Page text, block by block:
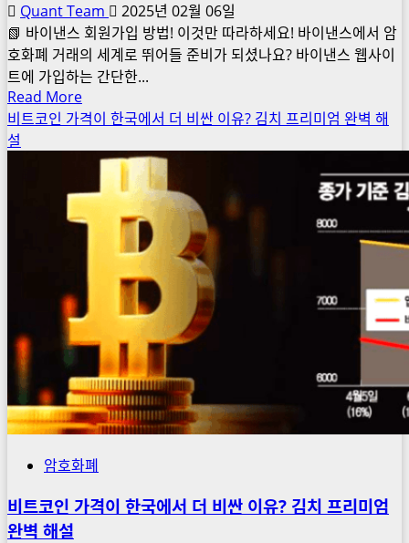
Quant Team
2025년 02월 06일
📗 바이낸스 회원가입 방법! 이것만 따라하세요! 바이낸스에서 암
호화폐 거래의 세계로 뛰어들 준비가 되셨나요? 바이낸스 웹사이
트에 가입하는 간단한...
Read MoreRead
more
낸
스
가
입
이
것
만
라
세
비트코인 가격이 한국에서 더 비싼 이유? 김치 프리미엄 완벽 해
설
암호화폐
비트코인 가격이 한국에서 더 비싼 이유? 김치 프리미엄
완벽 해설